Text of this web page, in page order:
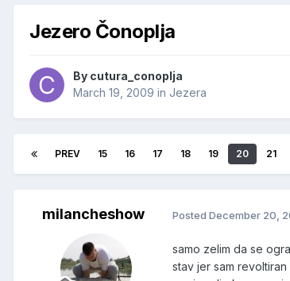
Jezero Čonoplja
By cutura_conoplja
March 19, 2009 in Jezera
PREV 15 16 17 18 19 20 21
milancheshow Posted December 20,
samo zelim da se
stav jer sam